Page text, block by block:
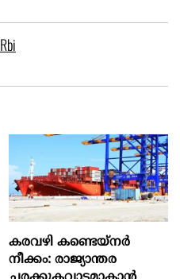
Rbi
കരവഴി കണ്ടെയ്നർ
നീക്കം: രാജ്യാന്തര